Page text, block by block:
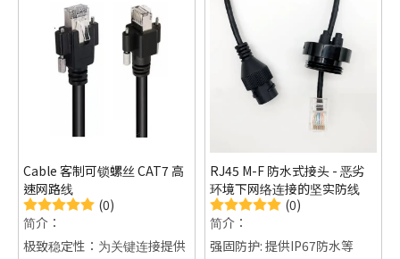
Cable 客制可锁螺丝 CAT7 高
速网路线
(0)
简介：
极致稳定性：为关键连接提供
RJ45 M-F 防水式接头 - 恶劣
环境下网络连接的坚实防线
(0)
简介：
强固防护: 提供IP67防水等